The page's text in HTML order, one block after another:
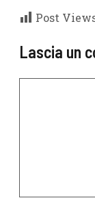
Post
Lascia un